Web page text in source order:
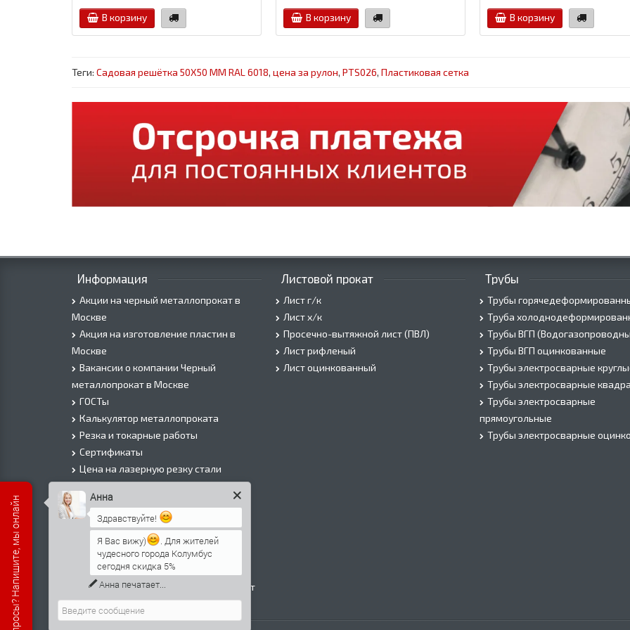
В корзину В корзину В корзину
Теги: Садовая решётка 50Х50 ММ RAL 6018, цена за рулон, PTS026, Пластиковая сетка
Информация
Акции на черный металлопрокат в
Москве
Акция на изготовление пластин в
Москве
Вакансии о компании Черный
металлопрокат в Москве
ГОСТы
Калькулятор металлопроката
Резка и токарные работы
Сертификаты
Цена на лазерную резку стали
Цена на плазменую резку стали
Цена на резку газом или болгаркой
О Компании
Информация о доставке
Политика безопасности
Контакты
Прайс лист на черный металлопрокат
в Москве
Листовой прокат
Лист г/к
Лист х/к
Просечно-вытяжной лист (ПВЛ)
Лист рифленый
Лист оцинкованный
Трубы
Трубы
Труба
Трубы ВГП
Трубы ВГП оцинкованные
Трубы электросварные
Трубы электросварные
Трубы электросварные
прямоугольные
Трубы электросварные
Есть вопросы? Напишите, мы онлайн Анна
Здравствуйте!
Я Вас вижу)
. Для жителей
чудесного города Колумбус
сегодня скидка 5%
Анна печатает...